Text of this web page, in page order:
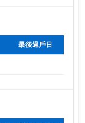
最後過戶日